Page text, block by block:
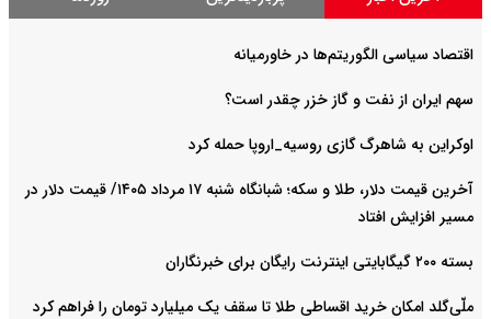
اقتصاد سیاسی الگوریتم‌ها در خاورمیانه
سهم ایران از نفت و گاز خزر چقدر است؟
اوکراین به شاهرگ گازی روسیه_اروپا حمله کرد
آخرین قیمت دلار، طلا و سکه؛ شبانگاه شنبه ۱۷ مرداد ۱۴۰۵/ قیمت دلار در
مسیر افزایش افتاد
بسته ۲۰۰ گیگابایتی اینترنت رایگان برای خبرنگاران
ملّی‌گلد امکان خرید اقساطی طلا تا سقف یک میلیارد تومان را فراهم کرد